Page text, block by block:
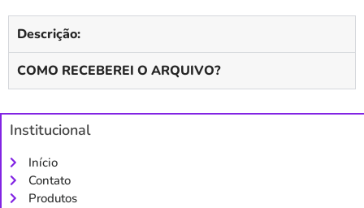
Descrição:
COMO RECEBEREI O ARQUIVO?
Institucional
Início
Contato
Produtos